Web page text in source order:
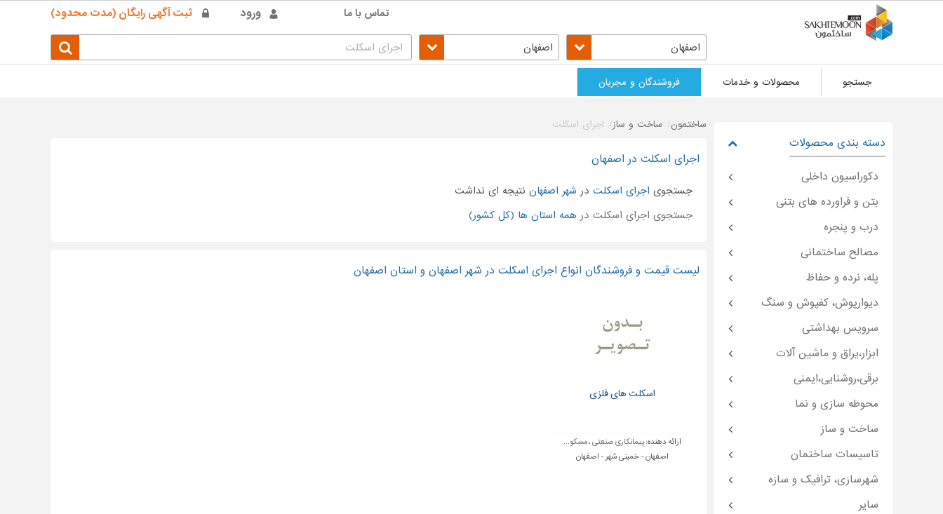
ورود ثبت آگهی رایگان (مدت محدود) تماس با ما
اصفهان اصفهان
جستجو محصولات و خدمات فروشندگان و مجریان
ساختمون ساخت و ساز اجرای اسکلت
اجرای اسکلت در اصفهان
جستجوی اجرای اسکلت در شهر اصفهان نتیجه ای نداشت
جستجوی اجرای اسکلت در همه استان ها (کل کشور)
لیست قیمت و فروشندگان انواع اجرای اسکلت در شهر اصفهان و استان اصفهان
اسکلت های فلزی
ارائه دهنده:پیمانکاری صنعتی ، مسکو...
اصفهان - خمینی شهر - اصفهان
دسته بندی محصولات
دکوراسیون داخلی
بتن و فراورده های بتنی
درب و پنجره
مصالح ساختمانی
پله، نرده و حفاظ
دیوارپوش، کفپوش و سنگ
سرویس بهداشتی
ابزار،یراق و ماشین آلات
برقی،روشنایی،ایمنی
محوطه سازی و نما
ساخت و ساز
تاسیسات ساختمان
شهرسازی، ترافیک و سازه
سایر